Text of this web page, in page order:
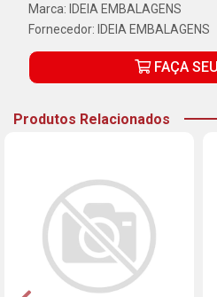
Marca: IDEIA EMBALAGENS
Fornecedor: IDEIA EMBALAGENS
FAÇA
Produtos Relacionados